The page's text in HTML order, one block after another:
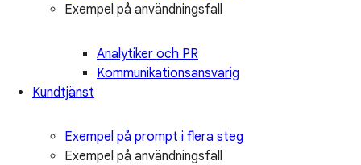
Exempel på användningsfall
Analytiker och PR
Kommunikationsansvarig
Kundtjänst
Exempel på prompt i flera steg
Exempel på användningsfall